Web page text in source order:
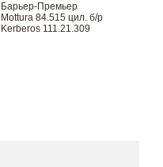
Барьер-Премьер
Mottura 84.515 цил. б/р
Kerberos 111.21.309